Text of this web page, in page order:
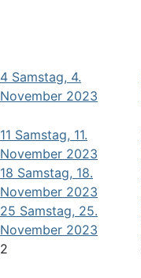
4 Samstag, 4.
November 2023
11 Samstag, 11.
November 2023
18 Samstag, 18.
November 2023
25 Samstag, 25.
November 2023
2